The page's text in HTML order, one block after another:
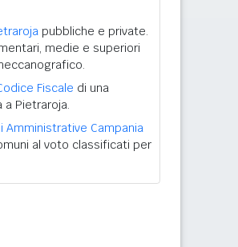
pubbliche e private.
medie e superiori
Fiscale di una
a Pietraroja.
Amministrative Campania
al voto classificati per